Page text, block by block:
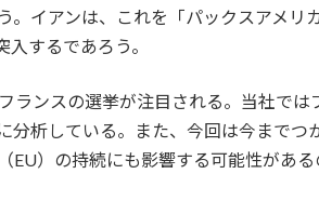
。イアンは、これを「パックスアメ
するであろう。
ランスの選挙が注目される。当社で
分析している。また、今回は今まで
EU）の持続にも影響する可能性がある